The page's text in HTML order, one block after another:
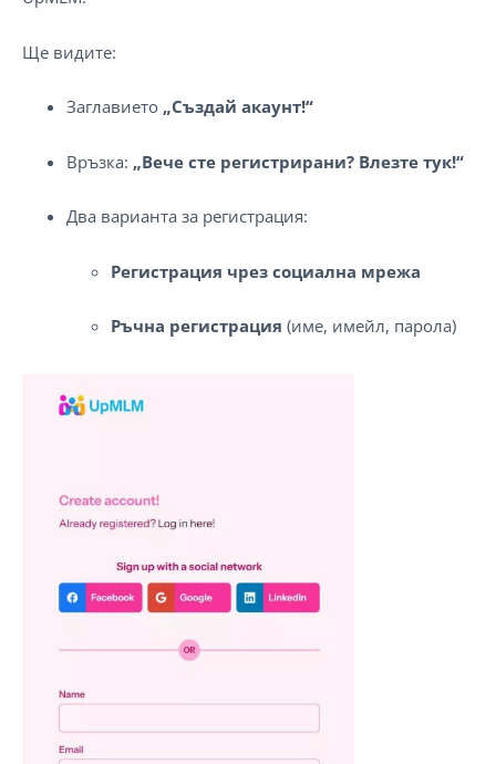
Ще видите:
Заглавието „Създай акаунт!“
Връзка: „Вече сте регистрирани? Влезте тук!“
Два варианта за регистрация:
Регистрация чрез социална мрежа
Ръчна регистрация (име, имейл, парола)